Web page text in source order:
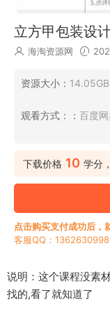
立方甲包装设
海淘资源网
资源大小： 14.05GB
观看方式：： 百度
下载价格 10 学分
点击购买支付成功后，
客服QQ：1362630998
说明：这个课程没素
找的,看了就知道了